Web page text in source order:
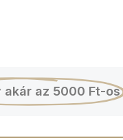
az 5000 Ft-os